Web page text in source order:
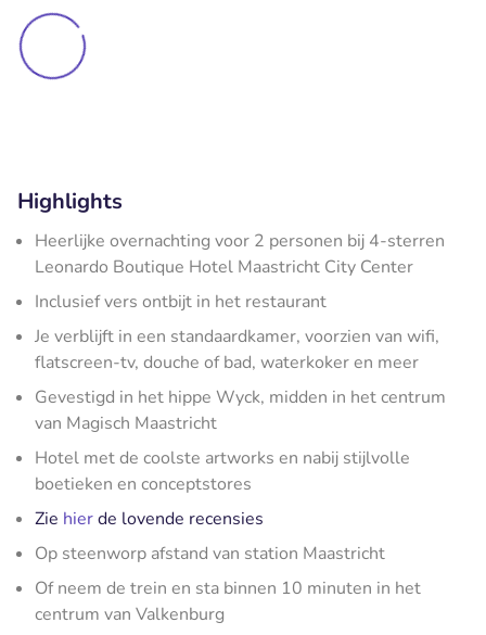
Highlights
Heerlijke overnachting voor 2 personen bij 4-sterren
Leonardo Boutique Hotel Maastricht City Center
Inclusief vers ontbijt in het restaurant
Je verblijft in een standaardkamer, voorzien van wifi,
flatscreen-tv, douche of bad, waterkoker en meer
Gevestigd in het hippe Wyck, midden in het centrum
van Magisch Maastricht
Hotel met de coolste artworks en nabij stijlvolle
boetieken en conceptstores
Zie hierde lovende recensies
Op steenworp afstand van station Maastricht
Of neem de trein en sta binnen 10 minuten in het
centrum van Valkenburg